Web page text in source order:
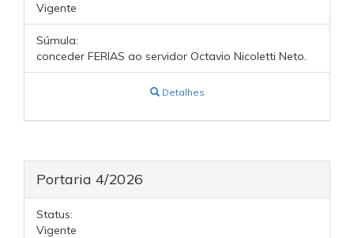
Vigente
Súmula:
conceder FERIAS ao servidor Octavio Nicoletti Neto.
Detalhes
Portaria 4/2026
Status:
Vigente